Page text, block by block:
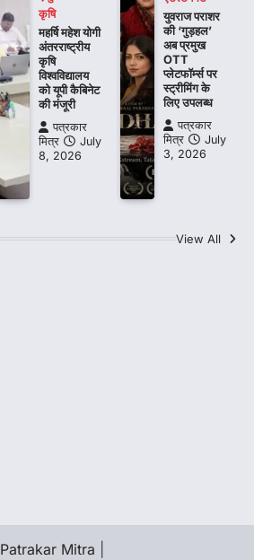
कृषि
महर्षि महेश योगी
अंतरराष्ट्रीय
कृषि
विश्वविद्यालय
को यूपी कैबिनेट
की मंजूरी
पत्रकार
मित्र
July
8, 2026
युवराज पराशर
की ‘गुड़हल’
अब प्रमुख
OTT
प्लेटफॉर्म्स पर
स्ट्रीमिंग के
लिए उपलब्ध
पत्रकार
मित्र
July
3, 2026
View All
Patrakar Mitra